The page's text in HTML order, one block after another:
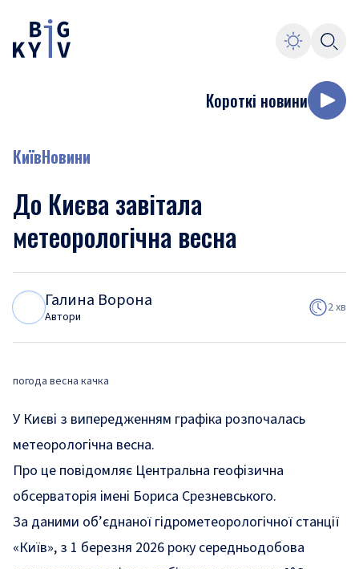
Короткі новини
КиївНовини
До Києва завітала
метеорологічна весна
Галина Ворона
Автори
2 хв
погода весна качка
У Києві з випередженням графіка розпочалась
метеорологічна весна.
Про це повідомляє Центральна геофізична
обсерваторія імені Бориса Срезневського.
За даними об’єднаної гідрометеорологічної станції
«Київ», з 1 березня 2026 року середньодобова